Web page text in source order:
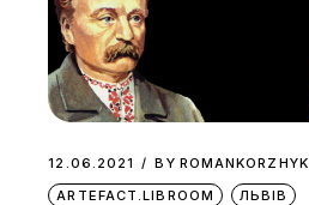
12.06.2021 BY ROMANKORZHYK
ARTEFACT.LIBROOM
ЛЬВІВ